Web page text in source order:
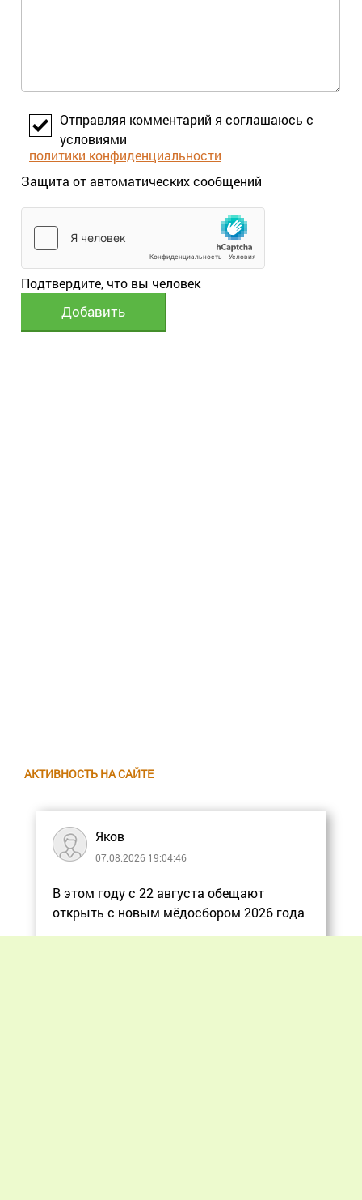
Отправляя комментарий я соглашаюсь с
условиями
политики конфиденциальности
Защита от автоматических сообщений
Подтвердите, что вы человек
АКТИВНОСТЬ НА САЙТЕ
Яков
07.08.2026 19:04:46
В этом году с 22 августа обещают
открыть с новым мёдосбором 2026 года